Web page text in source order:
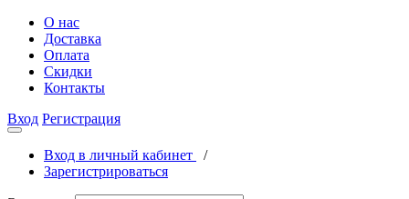
О нас
Доставка
Оплата
Скидки
Контакты
Вход Регистрация
Вход в личный кабинет
/
Зарегистрироваться